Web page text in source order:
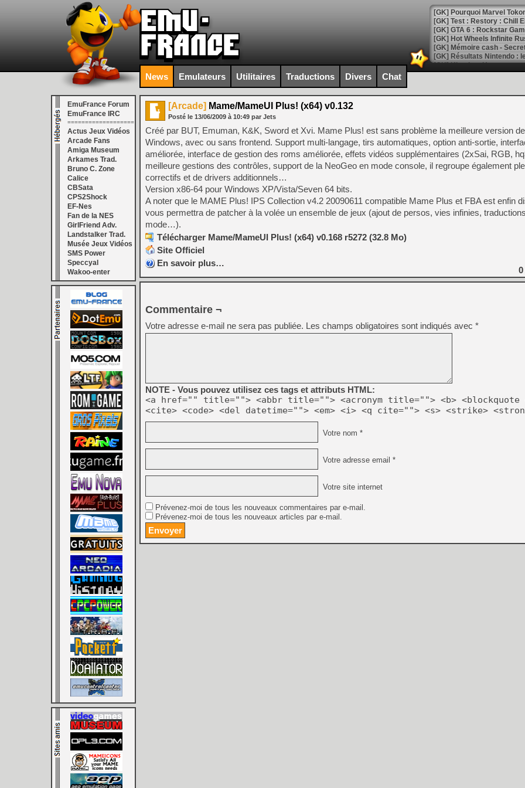
[GK] Pourquoi Marvel
[GK] Test : Restory : Chill
[GK] GTA 6 : Rockstar
[GK] Hot Wheels Infinite
[GK] Mémoire cash -
[GK] Résultats Nintendo :
[GK] Déjà des
[Mo5] Brickboy cherche à
[GK] Minecraft et ses «
[GK] Beast of
[GK] Ubisoft : fin de partie
[GK] Mémoire cash -
[GK] Dan Houser (GTA)
[GK] Comment EA Sports
[GK] Crimson Moon : un
[GK] Isle of Reveries : le
[GK] Moonlighter 2 : The
[GK] Capcom relance
[Mo5] Deux inédits du
[GK] Le beat'em up The
[GK] Endless Legend 2 :
[LS] [PS5] Le WebKit
[GK] Oubliez Crazy Taxi,
[LS] [Switch] NSZ 5.0.0
[GK] No More Room in
[GK] Un chatbot Atelier
[GK] Mémoire cash -
[GK] Nvidia : le prix des
[GK] Suikoden Star Leap
[Mo5] La mini borne
News Emulateurs Utilitaires Traductions Divers Chat
EmuFrance Forum
EmuFrance IRC
===================
Actus Jeux Vidéos
Arcade Fans
Amiga Museum
Arkames Trad.
Bruno C. Zone
Calice
CBSata
CPS2Shock
EF-Nes
Fan de la NES
GirlFriend Adv.
Landstalker Trad.
Musée Jeux Vidéos
SMS Power
Speccyal
Wakoo-enter
[Arcade] Mame/MameUI Plus! (x64) v0.132
Posté le 13/06/2009 à 10:49 par Jets
Créé par BUT, Emuman, K&K, Sword et Xvi. Mame Plus! est sans problème la meilleure version
Windows, avec ou sans frontend. Support multi-langage, tirs automatiques, option anti-sortie,
améliorée, interface de gestion des roms améliorée, effets vidéos supplémentaires (2xSai, RGB,
meilleure gestions des contrôles, support de la NeoGeo en mode console, il regroupe également
correctifs et de drivers additionnels…
Version x86-64 pour Windows XP/Vista/Seven 64 bits.
A noter que le MAME Plus! IPS Collection v4.2 20090611 compatible Mame Plus et FBA est enfin
vous permettra de patcher à la volée un ensemble de jeux (ajout de persos, vies infinies,
mode…).
Télécharger Mame/MameUI Plus! (x64) v0.168 r5272 (32.8 Mo)
Site Officiel
En savoir plus…
0
Commentaire ¬
Votre adresse e-mail ne sera pas publiée. Les champs obligatoires sont indiqués avec *
NOTE - Vous pouvez utilisez ces tags et attributs HTML:
<a href="" title=""> <abbr title=""> <acronym title=""> <b> <blockquote
<cite> <code> <del datetime=""> <em> <i> <q cite=""> <s> <strike>
Votre nom *
Votre adresse email *
Votre site internet
Prévenez-moi de tous les nouveaux commentaires par e-mail.
Prévenez-moi de tous les nouveaux articles par e-mail.